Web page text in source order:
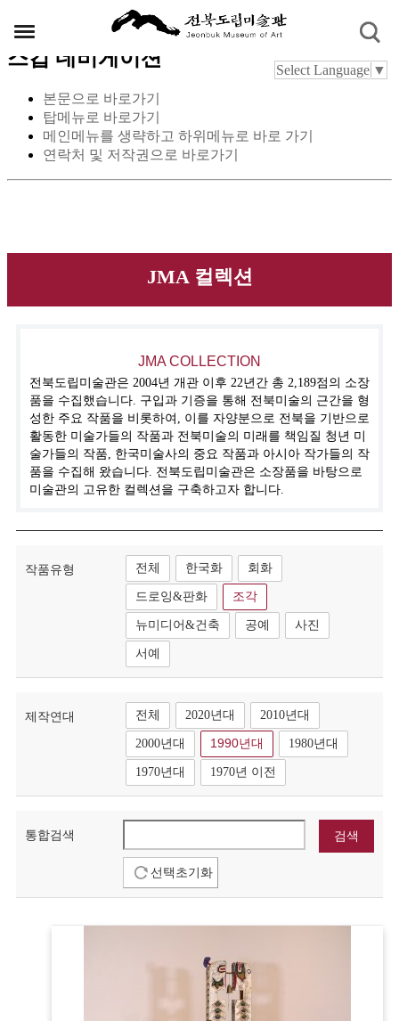
스킵 네비게이션
본문으로 바로가기
탑메뉴로 바로가기
메인메뉴를 생략하고 하위메뉴로 바로 가기
연락처 및 저작권으로 바로가기
Select Language ▼
JMA 컬렉션
JMA COLLECTION
전북도립미술관은 2004년 개관 이후 22년간 총 2,189점의 소장
품을 수집했습니다. 구입과 기증을 통해 전북미술의 근간을 형
성한 주요 작품을 비롯하여, 이를 자양분으로 전북을 기반으로
활동한 미술가들의 작품과 전북미술의 미래를 책임질 청년 미
술가들의 작품, 한국미술사의 중요 작품과 아시아 작가들의 작
품을 수집해 왔습니다. 전북도립미술관은 소장품을 바탕으로
미술관의 고유한 컬렉션을 구축하고자 합니다.
작품유형 전체 한국화 회화
드로잉&판화 조각
뉴미디어&건축 공예 사진
서예
제작연대 전체 2020년대 2010년대
2000년대 1990년대 1980년대
1970년대 1970년 이전
통합검색
선택초기화